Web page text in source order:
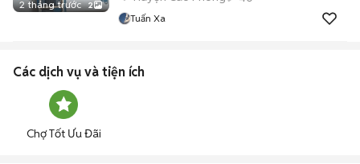
2 tháng trước 2
Tuấn Xa
Các dịch vụ và tiện ích
Chợ Tốt Ưu Đãi